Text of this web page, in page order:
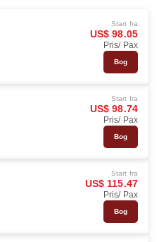
Start fra
US$ 98.05
Pris/ Pax
Bog
Start fra
US$ 98.74
Pris/ Pax
Bog
Start fra
US$ 115.47
Pris/ Pax
Bog